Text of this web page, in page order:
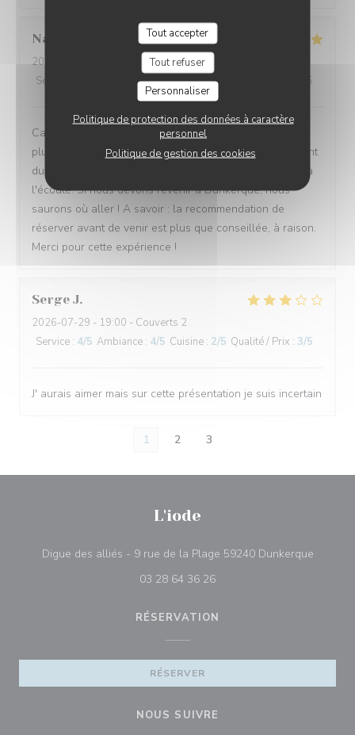
Tout accepter
Tout refuser
Personnaliser
Politique de protection des données à caractère
personnel
Politique de gestion des cookies
Nathalie
2026-07-31
- 12:30 - Couverts 4
Service
Ambiance:5/5 Cuisine:5/5 /5
Cadre magnifique, la carte donnait envie de venir
plusieurs fois afin de tout goûter (et les assiettes passant
durant le service n'aidaient pas). Le personnel est très a
l'écoute. Si nous devons revenir à Dunkerque, nous
saurons où aller ! A savoir : la recommendation de
réserver avant de venir est plus que conseillée, à raison.
Merci pour cette expérience !
Serge J
2026-07-29 - 19:00 - Couverts 2
Service : 4/5 Ambiance : 4/5 Cuisine : 2/5 Qualité / Prix : 3/5
J' aurais aimer mais sur cette présentation je suis incertain
1 2 3
L'iode
Digue des alliés - 9 rue de la Plage 59240 Dunkerque((ouvre
03 28 64 36 26
RÉSERVATION
RÉSERVER
NOUS SUIVRE